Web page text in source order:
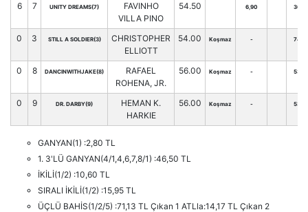
6 7 UNITY DREAMS(7)
FAVINHO
VILLA PINO
54.50 6,90 36
0 3 STILL A SOLDIER(3)
CHRISTOPHER
ELLIOTT
54.00 Koşmaz - 74
0 8 DANCINWITHJAKE(8)
RAFAEL
ROHENA, JR.
56.00 Koşmaz - 53
0 9 DR. DARBY(9)
HEMAN K.
HARKIE
56.00 Koşmaz - 53
GANYAN(1) :2,80 TL
1. 3'LÜ GANYAN(4/1,4,6,7,8/1) :46,50 TL
İKİLİ(1/2) :10,60 TL
SIRALI İKİLİ(1/2) :15,95 TL
ÜÇLÜ BAHİS(1/2/5) :71,13 TL Çıkan 1 ATLla:14,17 TL Çıkan 2